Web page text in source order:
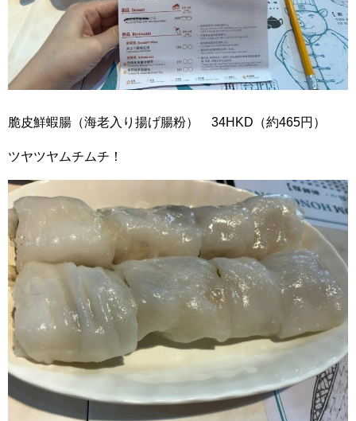
脆皮鮮蝦腸（海老入り揚げ腸粉） 34HKD（約465円）
ツヤツヤムチムチ！